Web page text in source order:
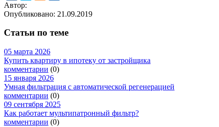
Автор:
Опубликовано: 21.09.2019
Статьи по теме
05 марта 2026
Купить квартиру в ипотеку от застройщика
комментарии (0)
15 января 2026
Умная фильтрация с автоматической регенерацией
комментарии (0)
09 сентября 2025
Как работает мультипатронный фильтр?
комментарии (0)